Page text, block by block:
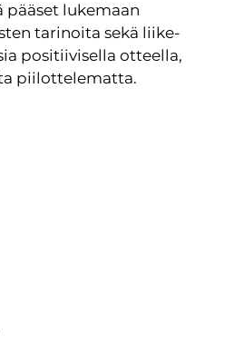
pääset lukemaan
tarinoita sekä liike-
positiivisella otteella,
piilottelematta.